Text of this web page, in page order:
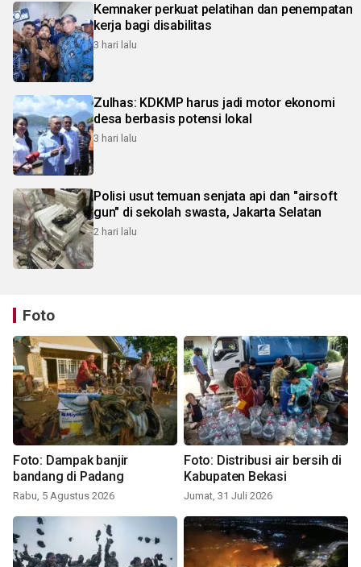
Kemnaker perkuat pelatihan dan penempatan
kerja bagi disabilitas
3 hari lalu
Zulhas: KDKMP harus jadi motor ekonomi
desa berbasis potensi lokal
3 hari lalu
Polisi usut temuan senjata api dan "airsoft
gun" di sekolah swasta, Jakarta Selatan
2 hari lalu
Foto
Foto: Dampak banjir
bandang di Padang
Rabu, 5 Agustus 2026
Foto: Distribusi air bersih di
Kabupaten Bekasi
Jumat, 31 Juli 2026